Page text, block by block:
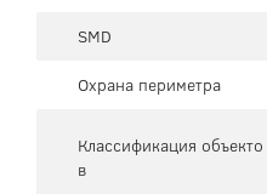
SMD
Охрана периметра
Классификация объекто
в